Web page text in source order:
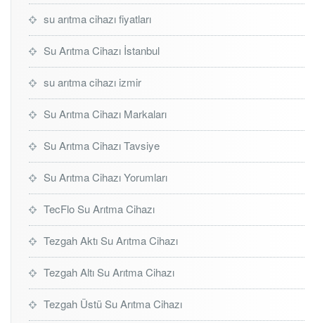
su arıtma cihazı fiyatları
Su Arıtma Cihazı İstanbul
su arıtma cihazı izmir
Su Arıtma Cihazı Markaları
Su Arıtma Cihazı Tavsiye
Su Arıtma Cihazı Yorumları
TecFlo Su Arıtma Cihazı
Tezgah Aktı Su Arıtma Cihazı
Tezgah Altı Su Arıtma Cihazı
Tezgah Üstü Su Arıtma Cihazı